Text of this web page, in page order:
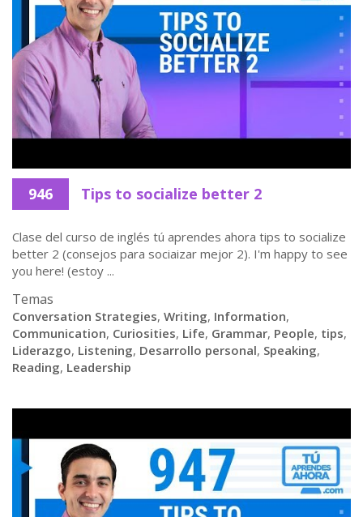
946 Tips to socialize better 2
Clase del curso de inglés tú aprendes ahora tips to socialize
better 2 (consejos para sociaizar mejor 2). I'm happy to see
you here! (estoy ...
Temas
Conversation Strategies, Writing, Information,
Communication, Curiosities, Life, Grammar, People, tips,
Liderazgo, Listening, Desarrollo personal, Speaking,
Reading, Leadership